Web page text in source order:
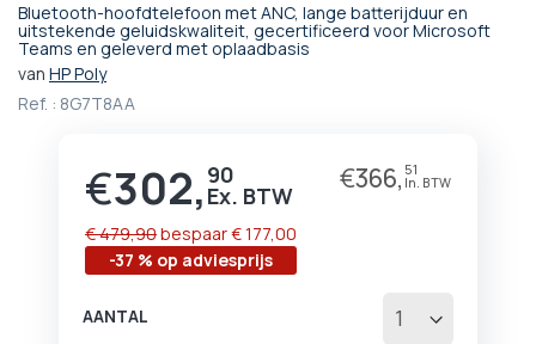
Bluetooth-hoofdtelefoon met ANC, lange batterijduur en
uitstekende geluidskwaliteit, gecertificeerd voor Microsoft
Teams en geleverd met oplaadbasis
van HP Poly
Ref. : 8G7T8AA
Prijs
€302, 90 €366, 51
-37 % op adviesprijs
€ 479,90bespaar€ 177,00
AANTAL
Ga
naar
het
begin
afbeeldingen-